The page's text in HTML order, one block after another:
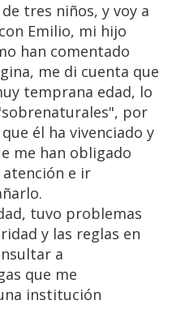
tres niños, y voy a
Emilio, mi hijo
han comentado
me di cuenta que
temprana edad, lo
por
él ha vivenciado y
me han obligado
e ir
tuvo problemas
y las reglas en
a
que me
institución